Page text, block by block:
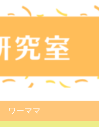
ワーママ